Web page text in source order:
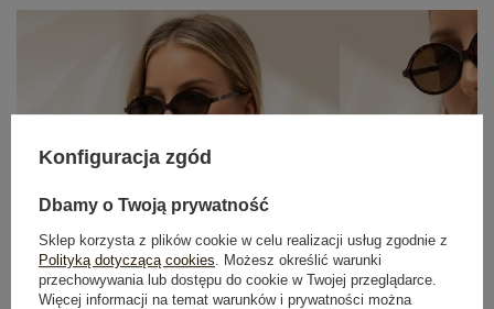
Konfiguracja zgód
Dbamy o Twoją prywatność
Sklep korzysta z plików cookie w celu realizacji usług zgodnie z
Polityką dotyczącą cookies . Możesz określić warunki
przechowywania lub dostępu do cookie w Twojej przeglądarce.
Więcej informacji na temat warunków i prywatności można